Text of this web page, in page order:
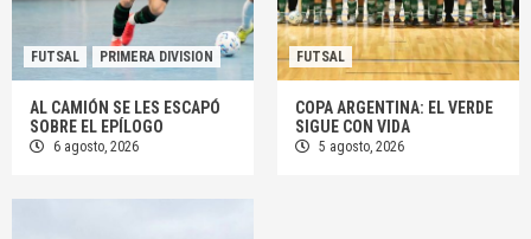
FUTSAL PRIMERA DIVISION
AL CAMIÓN SE LES ESCAPÓ
SOBRE EL EPÍLOGO
6 agosto, 2026
FUTSAL
COPA ARGENTINA: EL VERDE
SIGUE CON VIDA
5 agosto, 2026